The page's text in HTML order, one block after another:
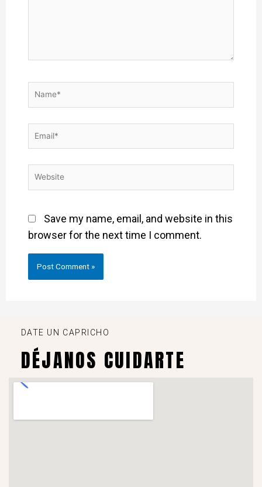
Save my name, email, and website in this
browser for the next time I comment.
DATE UN CAPRICHO
DÉJANOS CUIDARTE